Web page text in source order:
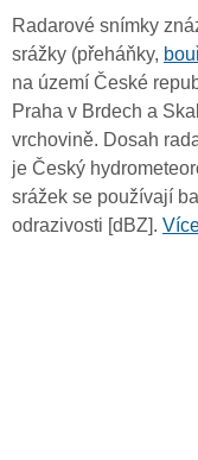
Radarové snímky
srážky (přeháňky,
na území České
Praha v Brdech a
vrchovině. Dosah
je Český
srážek se používají
odrazivosti [dBZ].